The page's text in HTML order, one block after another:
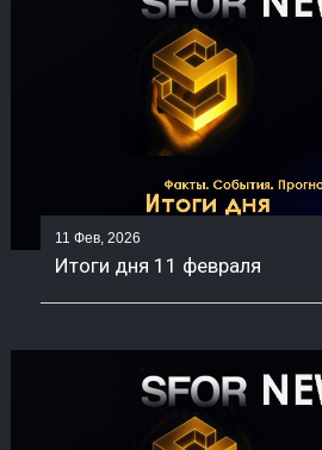
11 Фев, 2026
Итоги дня 11 февраля